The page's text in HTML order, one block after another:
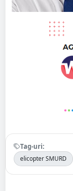
Tag-uri:
elicopter SMURD